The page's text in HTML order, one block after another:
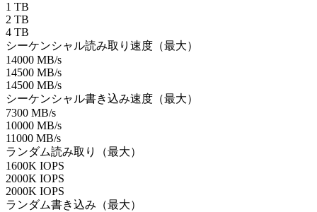
1 TB
2 TB
4 TB
シーケンシャル読み取り速度（最大）
14000 MB/s
14500 MB/s
14500 MB/s
シーケンシャル書き込み速度（最大）
7300 MB/s
10000 MB/s
11000 MB/s
ランダム読み取り（最大）
1600K IOPS
2000K IOPS
2000K IOPS
ランダム書き込み（最大）